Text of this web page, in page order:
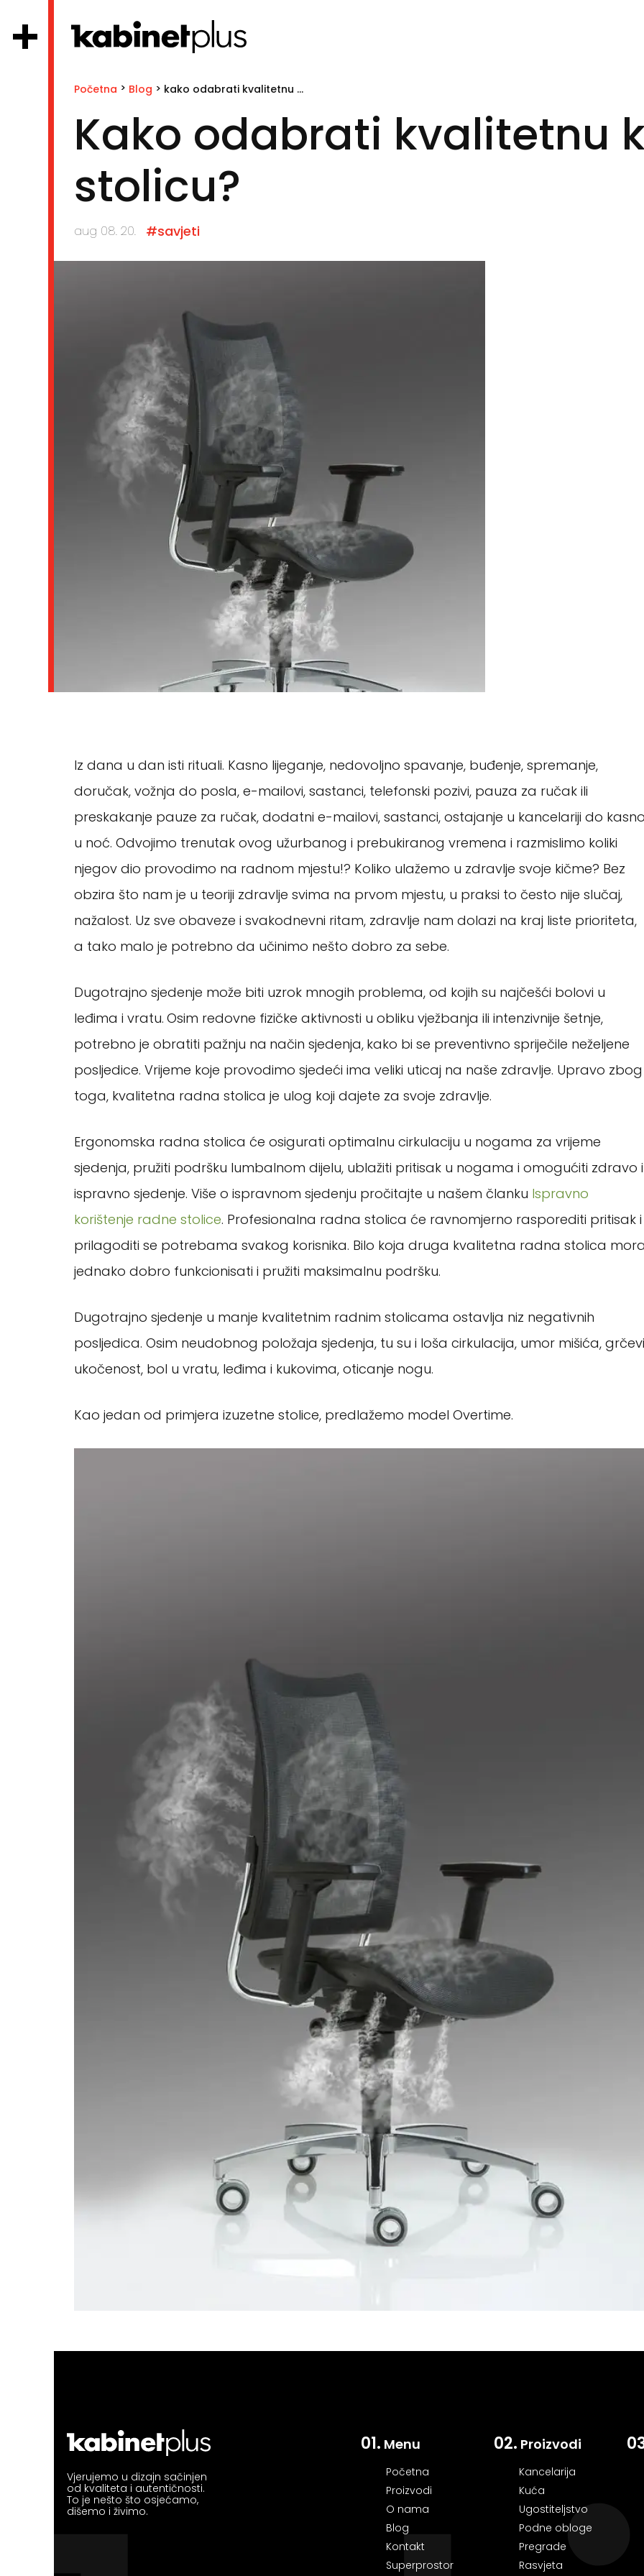
Početna > Blog > kako odabrati kvalitetnu kancelarijsku stolicu?
Kako odabrati kvalitetnu
stolicu?
aug 08. 20. #savjeti
Iz dana u dan isti rituali. Kasno lijeganje, nedovoljno spavanje, buđenje, spremanje,
doručak, vožnja do posla, e-mailovi, sastanci, telefonski pozivi, pauza za ručak ili
preskakanje pauze za ručak, dodatni e-mailovi, sastanci, ostajanje u kancelariji do
u noć. Odvojimo trenutak ovog užurbanog i prebukiranog vremena i razmislimo koliki
njegov dio provodimo na radnom mjestu!? Koliko ulažemo u zdravlje svoje kičme? Bez
obzira što nam je u teoriji zdravlje svima na prvom mjestu, u praksi to često nije slučaj,
nažalost. Uz sve obaveze i svakodnevni ritam, zdravlje nam dolazi na kraj liste prioriteta,
a tako malo je potrebno da učinimo nešto dobro za sebe.
Dugotrajno sjedenje može biti uzrok mnogih problema, od kojih su najčešći bolovi u
leđima i vratu. Osim redovne fizičke aktivnosti u obliku vježbanja ili intenzivnije šetnje,
potrebno je obratiti pažnju na način sjedenja, kako bi se preventivno spriječile neželjene
posljedice. Vrijeme koje provodimo sjedeći ima veliki uticaj na naše zdravlje. Upravo zbog
toga, kvalitetna radna stolica je ulog koji dajete za svoje zdravlje.
Ergonomska radna stolica će osigurati optimalnu cirkulaciju u nogama za vrijeme
sjedenja, pružiti podršku lumbalnom dijelu, ublažiti pritisak u nogama i omogućiti zdravo i
ispravno sjedenje. Više o ispravnom sjedenju pročitajte u našem članku Ispravno
korištenje radne stolice. Profesionalna radna stolica će ravnomjerno rasporediti pritisak i
prilagoditi se potrebama svakog korisnika. Bilo koja druga kvalitetna radna stolica
jednako dobro funkcionisati i pružiti maksimalnu podršku.
Dugotrajno sjedenje u manje kvalitetnim radnim stolicama ostavlja niz negativnih
posljedica. Osim neudobnog položaja sjedenja, tu su i loša cirkulacija, umor mišića,
ukočenost, bol u vratu, leđima i kukovima, oticanje nogu.
Kao jedan od primjera izuzetne stolice, predlažemo model Overtime.
Vjerujemo u dizajn sačinjen
od kvaliteta i autentičnosti.
To je nešto što osjećamo,
dišemo i živimo.
01. Menu
Početna
Proizvodi
O nama
Blog
Kontakt
Superprostor
02. Proizvodi
Kancelarija
Kuća
Ugostiteljstvo
Podne obloge
Pregrade
Rasvjeta